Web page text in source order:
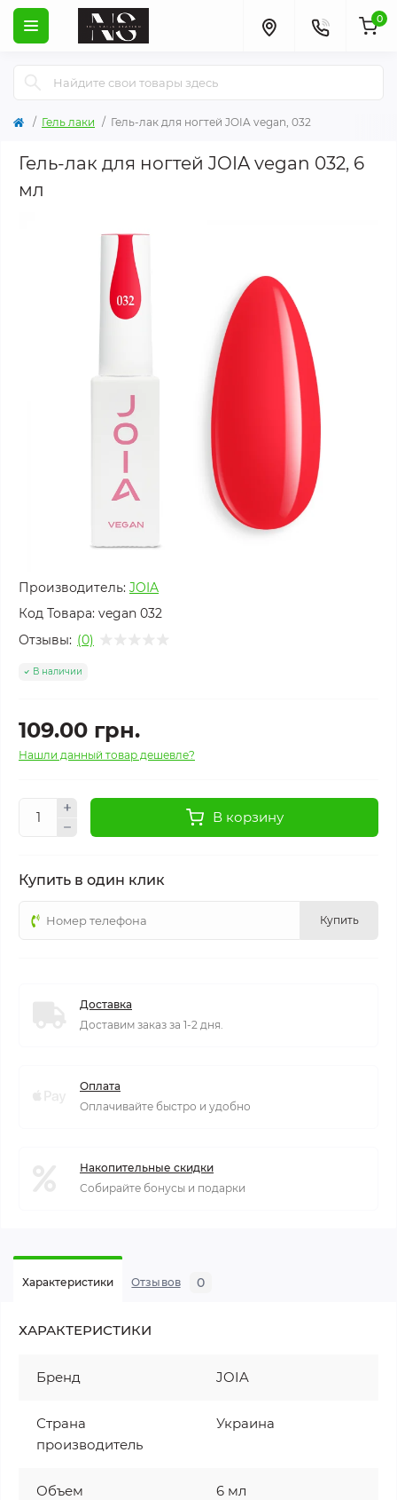
0
Гель лаки Гель-лак для ногтей JOIA vegan, 032
Гель-лак для ногтей JOIA vegan 032, 6
мл
Производитель: JOIA
Код Товара: vegan 032
Отзывы: (0)
В наличии
109.00 грн.
Нашли данный товар дешевле?
В корзину
Купить в один клик
Купить
Доставка
Доставим заказ за 1-2 дня.
Оплата
Оплачивайте быстро и удобно
Накопительные скидки
Собирайте бонусы и подарки
Характеристики Отзывов 0
ХАРАКТЕРИСТИКИ
Бренд JOIA
Страна
производитель
Украина
Объем 6 мл